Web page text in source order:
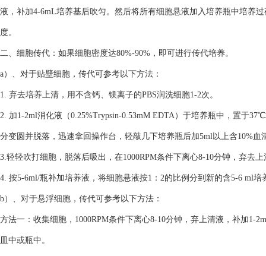
液，补加4-6mL培养基后吹匀。然后将所有细胞悬液加入培养瓶中培养
度。
二、细胞传代：如果细胞密度达80%-90%，即可进行传代培养。
a）、对于贴壁细胞，传代可参考以下方法：
1. 弃去培养上清，用不含钙、镁离子的PBS润洗细胞1-2次。
2. 加1-2ml消化液（0.25%Trypsin-0.53mM EDTA）于培养瓶中，置于
分变圆并脱落，迅速拿回操作台，轻敲几下培养瓶后加5ml以上含10%血
3.轻轻吹打细胞，脱落后吸出，在1000RPM条件下离心8-10分钟，弃去
4. 按5-6ml/瓶补加培养液，将细胞悬液按1：2的比例分到新的含5-6 ml培
b）、对于悬浮细胞，传代可参考以下方法：
方法一：收集细胞，1000RPM条件下离心8-10分钟，弃上清液，补加1-
皿中或瓶中。